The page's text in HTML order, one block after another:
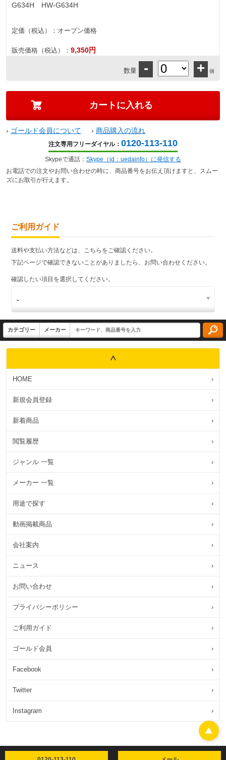
G634H HW-G634H
定価（税込）： オープン価格
販売価格（税込）： 9,350円
数量 - + 個
› ゴールド会員について › 商品購入の流れ
注文専用フリーダイヤル： 0120-113-110
Skypeで通話： Skype（id：uedainfo）に発信する
お電話での注文やお問い合わせの時に、商品番号をお伝え頂けますと、スムー
ズにお取引が行えます。
ご利用ガイド
送料や支払い方法などは、こちらをご確認ください。
下記ページで確認できないことがありましたら、お問い合わせください。
確認したい項目を選択してください。
HOME ›
新規会員登録 ›
新着商品 ›
閲覧履歴 ›
ジャンル 一覧 ›
メーカー 一覧 ›
用途で探す ›
動画掲載商品 ›
会社案内 ›
ニュース ›
お問い合わせ ›
プライバシーポリシー ›
ご利用ガイド ›
ゴールド会員 ›
Facebook ›
Twitter ›
Instagram ›